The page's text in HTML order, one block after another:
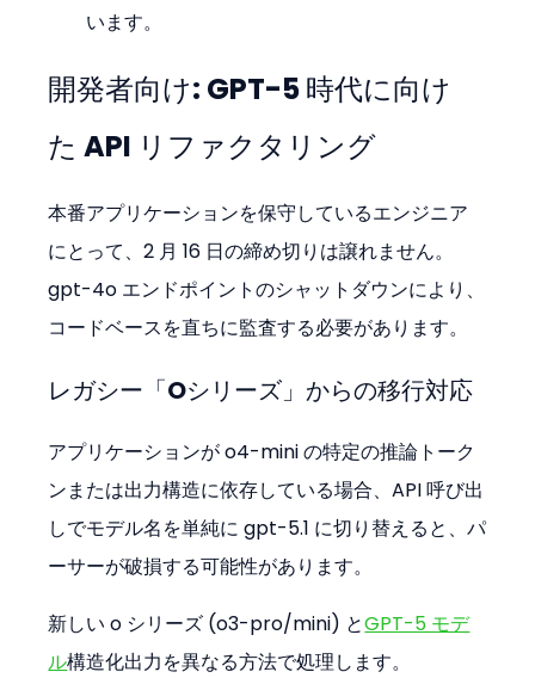
います。
開発者向け: GPT-5 時代に向け
た API リファクタリング
本番アプリケーションを保守しているエンジニア
にとって、2 月 16 日の締め切りは譲れません。
gpt-4o エンドポイントのシャットダウンにより、
コードベースを直ちに監査する必要があります。
レガシー「Oシリーズ」からの移行対応
アプリケーションが o4-mini の特定の推論トーク
ンまたは出力構造に依存している場合、API 呼び出
しでモデル名を単純に gpt-5.1 に切り替えると、パ
ーサーが破損する可能性があります。
新しい o シリーズ (o3-pro/mini) とGPT-5 モデ
ル構造化出力を異なる方法で処理します。